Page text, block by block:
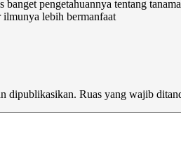
banget pengetahuannya tentang
lebih bermanfaat
dipublikasikan. Ruas yang wajib